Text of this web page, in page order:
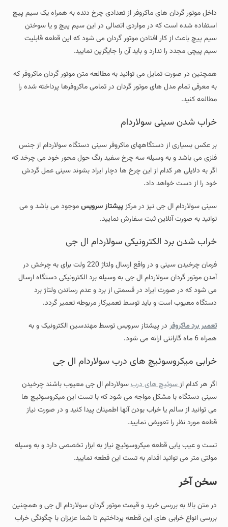
داخل موتور گردان های ماکروفر از تعدادی چرخ دنده به همراه یک سیم پیچ
استفاده شده است که در مواردی اتصالی در این سیم پیچ و یا سوختن
سیم پیچ باعث از کار افتادن موتور گردان می شود که این قطعه قابلیت
سیم پیچی مجدد را ندارد و باید آن را جایگزین نمایید.
همچنین در صورت تمایل می توانید به مطالعه متن موتور گردان ماکروفر که
به معرفی تمام مدل های موتور گردان در تمامی ماکروفرها پرداخته شده را
مطالعه کنید.
خراب شدن سینی سولاردام
بر عکس بسیاری از دستگاههای ماکروفر سینی دستگاه سولاردام از جنس
فلزی می باشد و به وسیله سه چرخ سفید رنگ حول محور خود می چرخد که
اگر به دلایلی هر کدام از این چرخ ها دچار ایراد بشوند سینی عمل گردش
خود را از دست خواهد داد.
سینی سولاردام ال جی نیز در مرکزپیشتاز سرویسموجود می باشد و می
توانید به صورت آنلاین ثبت سفارش نمایید.
خراب شدن برد الکترونیکی سولاردام ال جی
فرمان چرخیدن سینی و در واقع ارسال ولتاژ 220 ولت برای به چرخش در
آمدن موتور گردان سولاردام ال جی به وسیله برد الکترونیکی دستگاه ارسال
می شود که در صورت ایراد در قسمتی از برد و عدم رساندن ولتاژ برد
دستگاه معیوب است و باید توسط تعمیرکار مربوطه تعمیر گردد.
تعمیر برد ماکروفر در پیشتاز سرویس توسط مهندسین الکترونیک و به
همراه 6 ماه گارانتی ارائه می شود.
خرابی میکروسوئیچ های درب سولاردام ال جی
اگر هر کدام ازسوئیچ های دربسولاردام ال جی معیوب باشند چرخیدن
سینی دستگاه با مشکل مواجه می شود که با تست این میکروسوئیچ ها
می توانید از سالم یا خراب بودن آنها اطمینان پیدا کنید و در صورت نیاز
قطعه مورد نظر را تعویض نمایید.
تست و عیب یابی قطعه میکروسوئیچ نیاز به ابزار تخصصی دارد و به وسیله
مولتی متر می توانید اقدام به تست این قطعه نمایید.
سخن آخر
در متن بالا به بررسی خرید و قیمت موتور گردان سولاردام ال جی و همچنین
بررسی انواع خرابی های این قطعه پرداختیم تا شما عزیزان با چگونگی خراب